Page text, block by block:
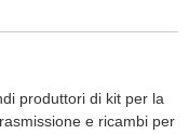
produttori di kit per la
e ricambi per